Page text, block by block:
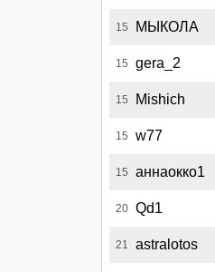
15 МЫКОЛА
15 gera_2
15 Mishich
15 w77
15 аннаокко1
20 Qd1
21 astralotos